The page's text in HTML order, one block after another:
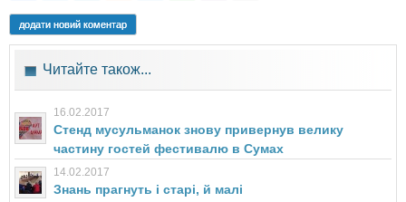
додати новий коментар
Читайте також...
16.02.2017
Стенд мусульманок знову привернув велику
частину гостей фестивалю в Сумах
14.02.2017
Знань прагнуть і старі, й малі